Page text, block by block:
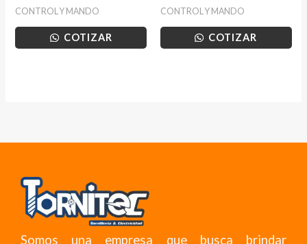
CONTROL Y MANDO
COTIZAR
CONTROL Y MANDO
COTIZAR
Somos una empresa que busca brindar